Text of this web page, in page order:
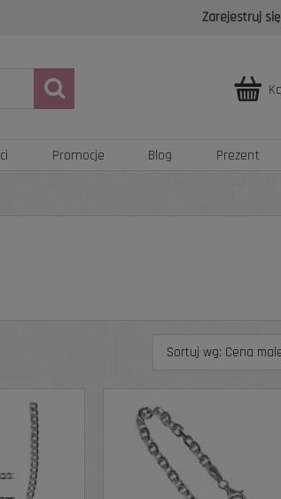
Zarejestruj się
Promocje Blog Prezent
Sortuj wg: Cena